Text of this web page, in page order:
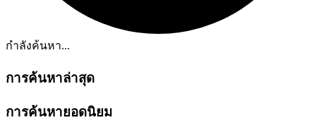
กำลังค้นหา...
การค้นหาล่าสุด
การค้นหายอดนิยม